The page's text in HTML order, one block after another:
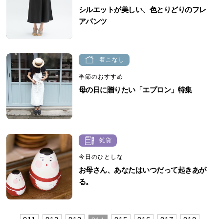
シルエットが美しい、色とりどりのフレ
アパンツ
着こなし
季節のおすすめ
母の日に贈りたい「エプロン」特集
雑貨
今日のひとしな
お母さん、あなたはいつだって起きあが
る。